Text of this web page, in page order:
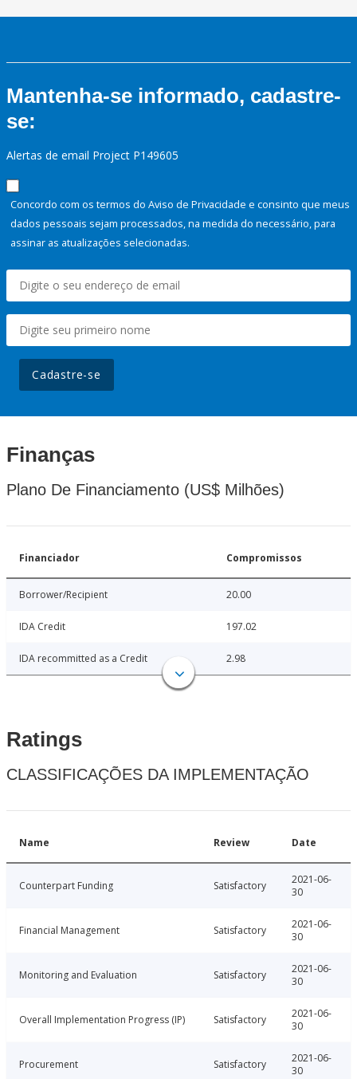
Mantenha-se informado, cadastre-
se:
Alertas de email Project P149605
Concordo com os termos do Aviso de Privacidade e consinto que meus
dados pessoais sejam processados, na medida do necessário, para
assinar as atualizações selecionadas.
Cadastre-se
Finanças
Plano De Financiamento (US$ Milhões)
Financiador Compromissos
Borrower/Recipient 20.00
IDA Credit 197.02
IDA recommitted as a Credit 2.98
Ratings
CLASSIFICAÇÕES DA IMPLEMENTAÇÃO
Name Review Date
Counterpart Funding Satisfactory
2021-06-
30
Financial Management Satisfactory
2021-06-
30
Monitoring and Evaluation Satisfactory
2021-06-
30
Overall Implementation Progress (IP) Satisfactory
2021-06-
30
Procurement Satisfactory
2021-06-
30